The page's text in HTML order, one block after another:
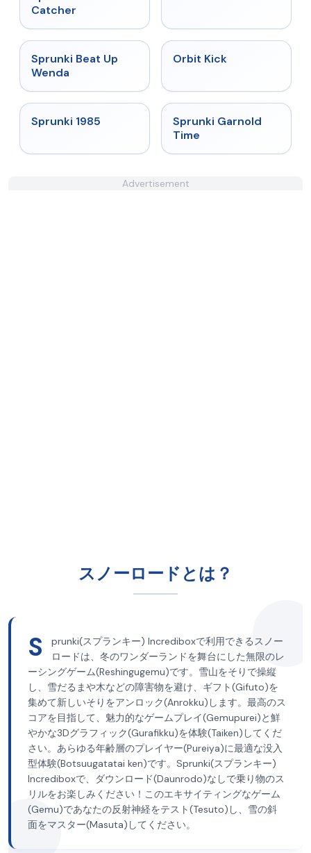
Catcher
★
Sprunki Beat Up
Wenda
Orbit Kick
Sprunki 1985 ★
Sprunki Garnold
Time
Advertisement
スノーロードとは？
S
prunki(スプランキー) Incrediboxで利用できるスノー
ロードは、冬のワンダーランドを舞台にした無限のレ
ーシングゲーム(Reshingugemu)です。雪山をそりで操縦
し、雪だるまや木などの障害物を避け、ギフト(Gifuto)を
集めて新しいそりをアンロック(Anrokku)します。最高のス
コアを目指して、魅力的なゲームプレイ(Gemupurei)と鮮
やかな3Dグラフィック(Gurafikku)を体験(Taiken)してくだ
さい。あらゆる年齢層のプレイヤー(Pureiya)に最適な没入
型体験(Botsuugatatai ken)です。Sprunki(スプランキー)
Incrediboxで、ダウンロード(Daunrodo)なしで乗り物のス
リルをお楽しみください！このエキサイティングなゲーム
(Gemu)であなたの反射神経をテスト(Tesuto)し、雪の斜
面をマスター(Masuta)してください。